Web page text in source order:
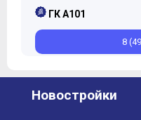
ГК А101
8
Новостройки